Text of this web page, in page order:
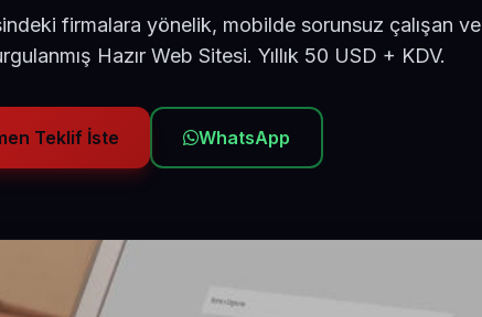
firmalara yönelik, mobilde sorunsuz çalışan ve
Hazır Web Sitesi. Yıllık 50 USD + KDV.
Teklif İste WhatsApp